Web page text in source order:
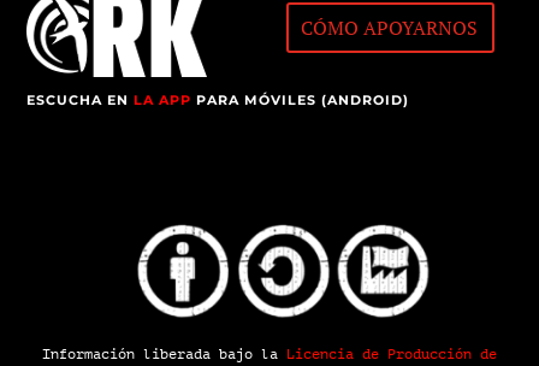
CÓMO APOYARNOS
ESCUCHA ENLA APP PARA MÓVILES (ANDROID)
Información liberada bajo la Licencia de Producción de